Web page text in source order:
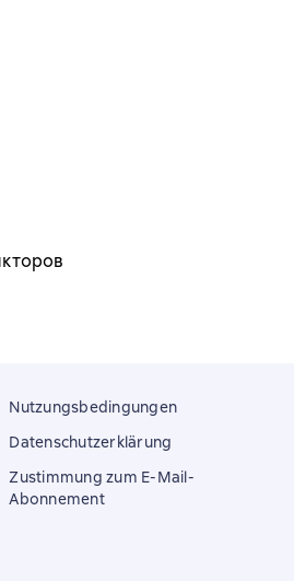
Nutzungsbedingungen
Datenschutzerklärung
Zustimmung zum E-Mail-
Abonnement